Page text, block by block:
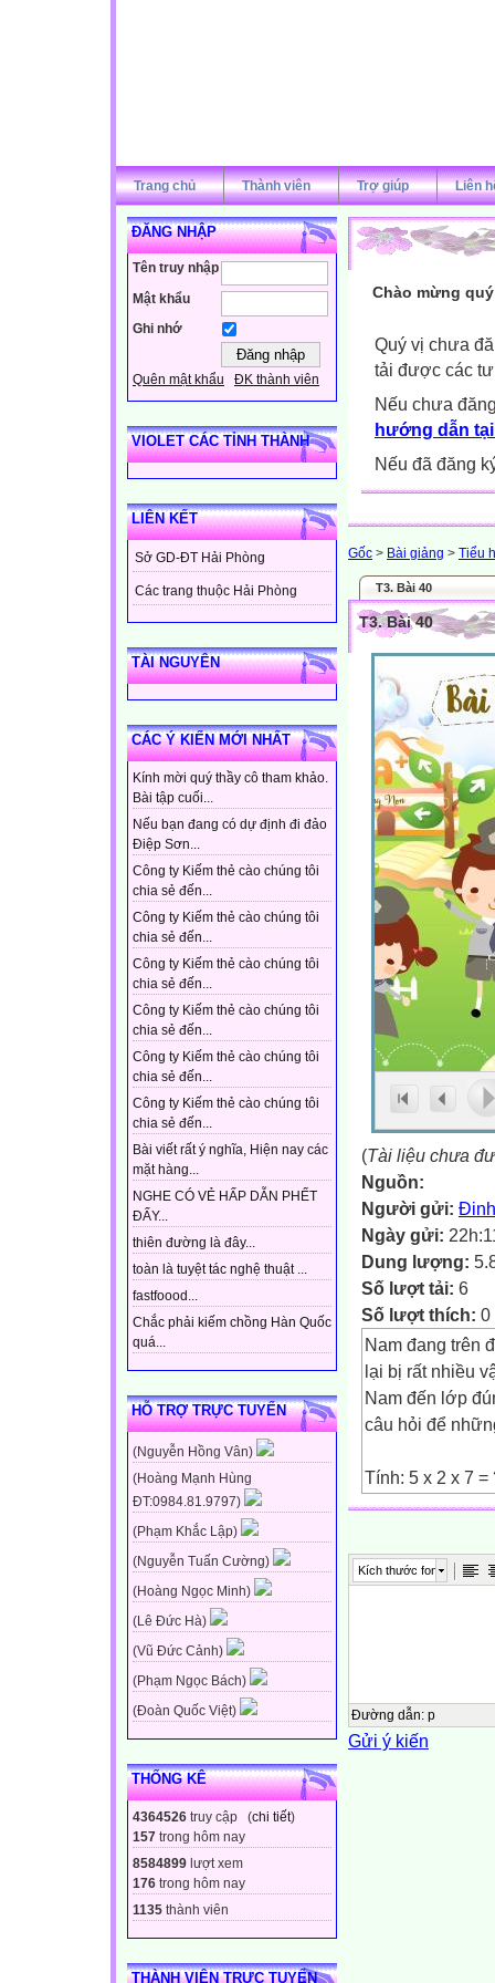
Trang chủ Thành viên Trợ giúp Liên
ĐĂNG NHẬP
Tên truy nhập
Mật khẩu
Ghi nhớ
Quên mật khẩu ĐK thành viên
VIOLET CÁC TỈNH THÀNH
LIÊN KẾT
Sở GD-ĐT Hải Phòng
Các trang thuộc Hải Phòng
TÀI NGUYÊN
CÁC Ý KIẾN MỚI NHẤT
Kính mời quý thầy cô tham khảo.
Bài tập cuối...
Nếu bạn đang có dự định đi đảo
Điệp Sơn...
Công ty Kiếm thẻ cào chúng tôi
chia sẻ đến...
Công ty Kiếm thẻ cào chúng tôi
chia sẻ đến...
Công ty Kiếm thẻ cào chúng tôi
chia sẻ đến...
Công ty Kiếm thẻ cào chúng tôi
chia sẻ đến...
Công ty Kiếm thẻ cào chúng tôi
chia sẻ đến...
Công ty Kiếm thẻ cào chúng tôi
chia sẻ đến...
Bài viết rất ý nghĩa, Hiện nay các
mặt hàng...
NGHE CÓ VẺ HẤP DẪN PHẾT
ĐẤY...
thiên đường là đây...
toàn là tuyệt tác nghệ thuật ...
fastfoood...
Chắc phải kiếm chồng Hàn Quốc
quá...
HỖ TRỢ TRỰC TUYẾN
(Nguyễn Hồng Vân)
(Hoàng Mạnh Hùng
ĐT:0984.81.9797)
(Phạm Khắc Lập)
(Nguyễn Tuấn Cường)
(Hoàng Ngọc Minh)
(Lê Đức Hà)
(Vũ Đức Cảnh)
(Phạm Ngọc Bách)
(Đoàn Quốc Việt)
THỐNG KÊ
4364526 truy cập (chi tiết)
157 trong hôm nay
8584899 lượt xem
176 trong hôm nay
1135 thành viên
THÀNH VIÊN TRỰC TUYẾN
Chào mừng
Quý vị chưa
tải được các
Nếu chưa
hướng dẫn
Nếu đã đăng
Gốc > Bài giảng > Tiểu
T3. Bài 40
T3. Bài 40
(Tài liệu chưa
Nguồn:
Người gửi:
Ngày gửi:
Dung lượng:
Số lượt tải: 6
Số lượt thích: 0
Nam đang trên
lại bị rất nhiều
Nam đến lớp
câu hỏi để
Tính: 5 x 2 x 7 =
C
D
Kích thước font
Đường dẫn: p
Gửi ý kiến